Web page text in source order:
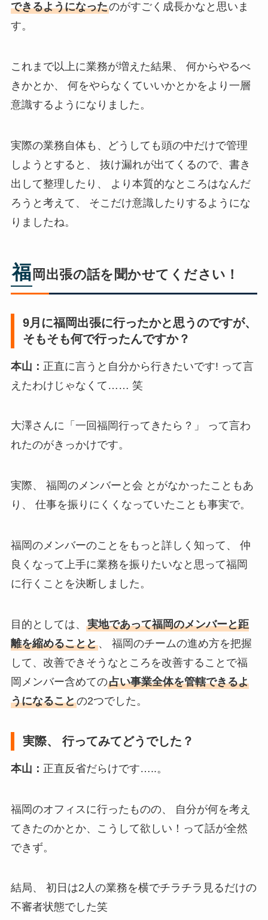
できるようになったのがすごく成長かなと思いま
す。
これまで以上に業務が増えた結果、 何からやるべ
きかとか、 何をやらなくていいかとかをより一層
意識するようになりました。
実際の業務自体も、どうしても頭の中だけで管理
しようとすると、 抜け漏れが出てくるので、書き
出して整理したり、 より本質的なところはなんだ
ろうと考えて、 そこだけ意識したりするようにな
りましたね。
福 岡出張の話を聞かせてください！
9月 に福岡出張に行ったかと思うのですが、
そもそも何で行ったんですか？
本山： 正直に言うと自分から行きたいです! って言
えたわけじゃなくて…… 笑
大澤さんに「一回福岡行ってきたら？」 って言わ
れたのがきっかけです。
実際、 福岡のメンバーと会 とがなかったこともあ
り、 仕事を振りにくくなっていたことも事実で。
福岡のメンバーのことをもっと詳しく知って、 仲
良くなって上手に業務を振りたいなと思って福岡
に行くことを決断しました。
目的としては、 実地であって福岡のメンバーと距
離を縮めることと、 福岡のチームの進め方を把握
して、改善できそうなところを改善することで福
岡メンバー含めての占い事業全体を管轄できるよ
うになることの2つでした。
実際、 行ってみてどうでした？
本山： 正直反省だらけです…..。
福岡のオフィスに行ったものの、 自分が何を考え
てきたのかとか、こうして欲しい！って話が全然
できず。
結局、 初日は2人の業務を横でチラチラ見るだけの
不審者状態でした笑